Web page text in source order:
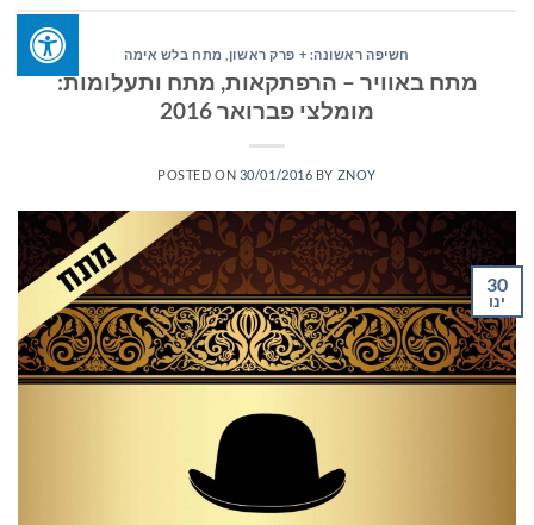
חשיפה ראשונה: + פרק ראשון מתח בלש אימה
מתח באוויר – הרפתקאות, מתח ותעלומות:
מומלצי פברואר 2016
POSTED ON 30/01/2016 BY ZNOY
30
ינו